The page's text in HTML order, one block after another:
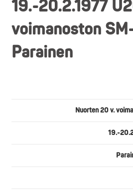
19.-20.2.1977
voimanoston
Parainen
Nuorten 20 v.
19.-